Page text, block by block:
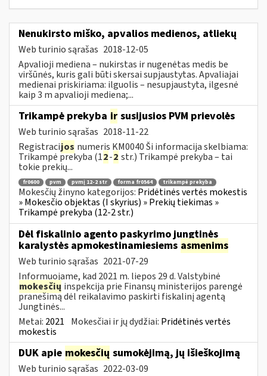
Nenukirsto miško, apvalios medienos, atliekų
Web turinio sąrašas 2018-12-05
Apvalioji mediena – nukirstas ir nugenėtas medis be
viršūnės, kuris gali būti skersai supjaustytas. Apvaliajai
medienai priskiriama: ilguolis – nesupjaustyta, ilgesnė
kaip 3 m apvalioji mediena;...
Trikampė prekyba ir susijusios PVM prievolės
Web turinio sąrašas 2018-11-22
Registracijos numeris KM0040 Ši informacija skelbiama:
Trikampė prekyba (12-2 str.) Trikampė prekyba – tai
tokie prekių...
fr0600 pvm pvmį 12-2 str forma fr0564 trikampė prekyba
Mokesčių žinyno kategorijos: Pridėtinės vertės mokestis
» Mokesčio objektas (I skyrius) » Prekių tiekimas »
Trikampė prekyba (12-2 str.)
Dėl fiskalinio agento paskyrimo jungtinės
karalystės apmokestinamiesiems asmenims
Web turinio sąrašas 2021-07-29
Informuojame, kad 2021 m. liepos 29 d. Valstybinė
mokesčių inspekcija prie Finansų ministerijos parengė
pranešimą dėl reikalavimo paskirti fiskalinį agentą
Jungtinės...
Metai: 2021 Mokesčiai ir jų dydžiai: Pridėtinės vertės
mokestis
DUK apie mokesčių sumokėjimą, jų išieškojimą
Web turinio sąrašas 2022-03-09